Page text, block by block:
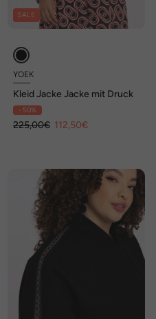
SALE
YOEK
Kleid Jacke Jacke mit Druck
- 50%
225,00€ 112,50€